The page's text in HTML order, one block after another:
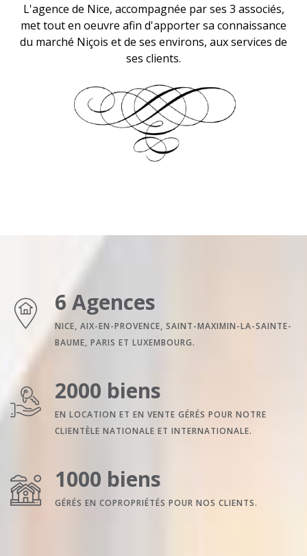
L'agence de Nice, accompagnée par ses 3 associés,
met tout en oeuvre afin d'apporter sa connaissance
du marché Niçois et de ses environs, aux services de
ses clients.
6 Agences
NICE, AIX-EN-PROVENCE, SAINT-MAXIMIN-LA-SAINTE-
BAUME, PARIS ET LUXEMBOURG.
2000 biens
EN LOCATION ET EN VENTE GÉRÉS POUR NOTRE
CLIENTÈLE NATIONALE ET INTERNATIONALE.
1000 biens
GÉRÉS EN COPROPRIÉTÉS POUR NOS CLIENTS.